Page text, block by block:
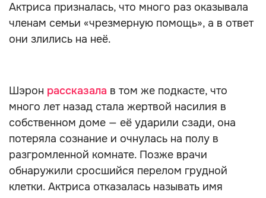
Актриса призналась, что много раз оказывала
членам семьи «чрезмерную помощь», а в ответ
они злились на неё.
Шэрон рассказала в том же подкасте, что
много лет назад стала жертвой насилия в
собственном доме — её ударили сзади, она
потеряла сознание и очнулась на полу в
разгромленной комнате. Позже врачи
обнаружили сросшийся перелом грудной
клетки. Актриса отказалась называть имя